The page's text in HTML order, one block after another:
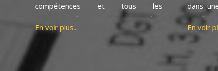
compétences et tous les
moyens nécessaires pour gérer
votre projet de construction.
Au fil des années, mes expériences
professionnelles m’ont permis de
En voir plus...
dans
une
En voir